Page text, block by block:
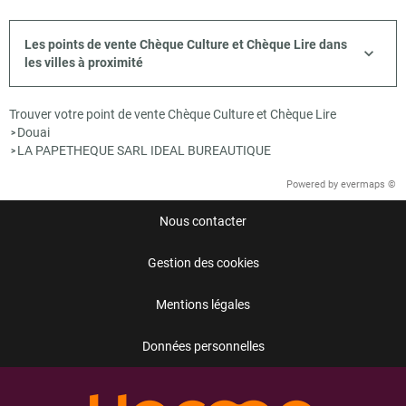
Les points de vente Chèque Culture et Chèque Lire dans
les villes à proximité
Trouver votre point de vente Chèque Culture et Chèque Lire
> Douai
> LA PAPETHEQUE SARL IDEAL BUREAUTIQUE
Powered by evermaps ©
Nous contacter
Gestion des cookies
Mentions légales
Données personnelles